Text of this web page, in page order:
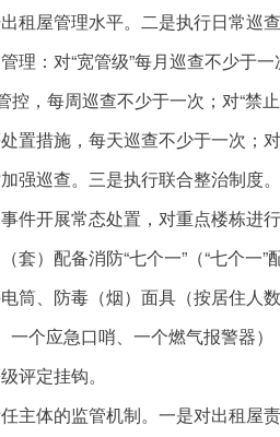
租屋管理水平。二是执行日常巡
理：对“宽管级”每月巡查不少于一
控，每周巡查不少于一次；对“禁
置措施，每天巡查不少于一次；
强巡查。三是执行联合整治制度
件开展常态处置，对重点楼栋进
套）配备消防“七个一”（“七个一
筒、防毒（烟）面具（按居住人
一个应急口哨、一个燃气报警器
评定挂钩。
体的监管机制。一是对出租屋